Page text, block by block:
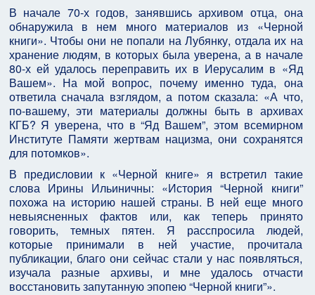
В начале 70-х годов, занявшись архивом отца, она
обнаружила в нем много материалов из «Черной
книги». Чтобы они не попали на Лубянку, отдала их на
хранение людям, в которых была уверена, а в начале
80-х ей удалось переправить их в Иерусалим в «Яд
Вашем». На мой вопрос, почему именно туда, она
ответила сначала взглядом, а потом сказала: «А что,
по-вашему, эти материалы должны быть в архивах
КГБ? Я уверена, что в “Яд Вашем”, этом всемирном
Институте Памяти жертвам нацизма, они сохранятся
для потомков».
В предисловии к «Черной книге» я встретил такие
слова Ирины Ильиничны: «История “Черной книги”
похожа на историю нашей страны. В ней еще много
невыясненных фактов или, как теперь принято
говорить, темных пятен. Я расспросила людей,
которые принимали в ней участие, прочитала
публикации, благо они сейчас стали у нас появляться,
изучала разные архивы, и мне удалось отчасти
восстановить запутанную эпопею “Черной книги”».